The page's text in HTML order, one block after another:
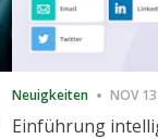
Neuigkeiten NOV 13
Einführung